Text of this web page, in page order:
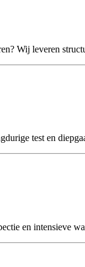
Wij leveren
test en
en intensieve